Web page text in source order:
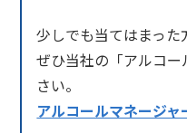
少しでも当てはまった
ぜひ当社の「アルコ
さい。
アルコールマネージ